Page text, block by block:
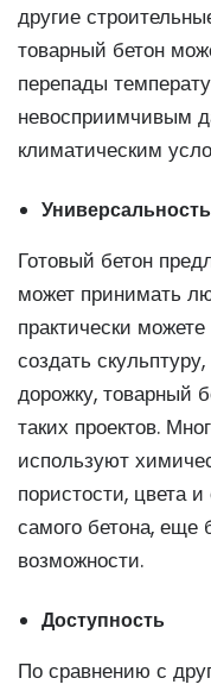
другие
товарный бетон
перепады
невосприимчивым
климатическим
Универсальность
Готовый бетон
может принимать
практически
создать
дорожку, товарный
таких проектов.
используют
пористости, цвета
самого бетона,
возможности.
Доступность
По сравнению с